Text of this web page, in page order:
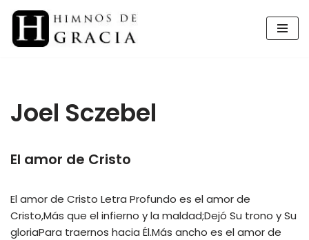
Saltar
Joel Sczebel
El amor de Cristo
El amor de Cristo Letra Profundo es el amor de
Cristo,Más que el infierno y la maldad;Dejó Su trono y Su
gloriaPara traernos hacia Él.Más ancho es el amor de